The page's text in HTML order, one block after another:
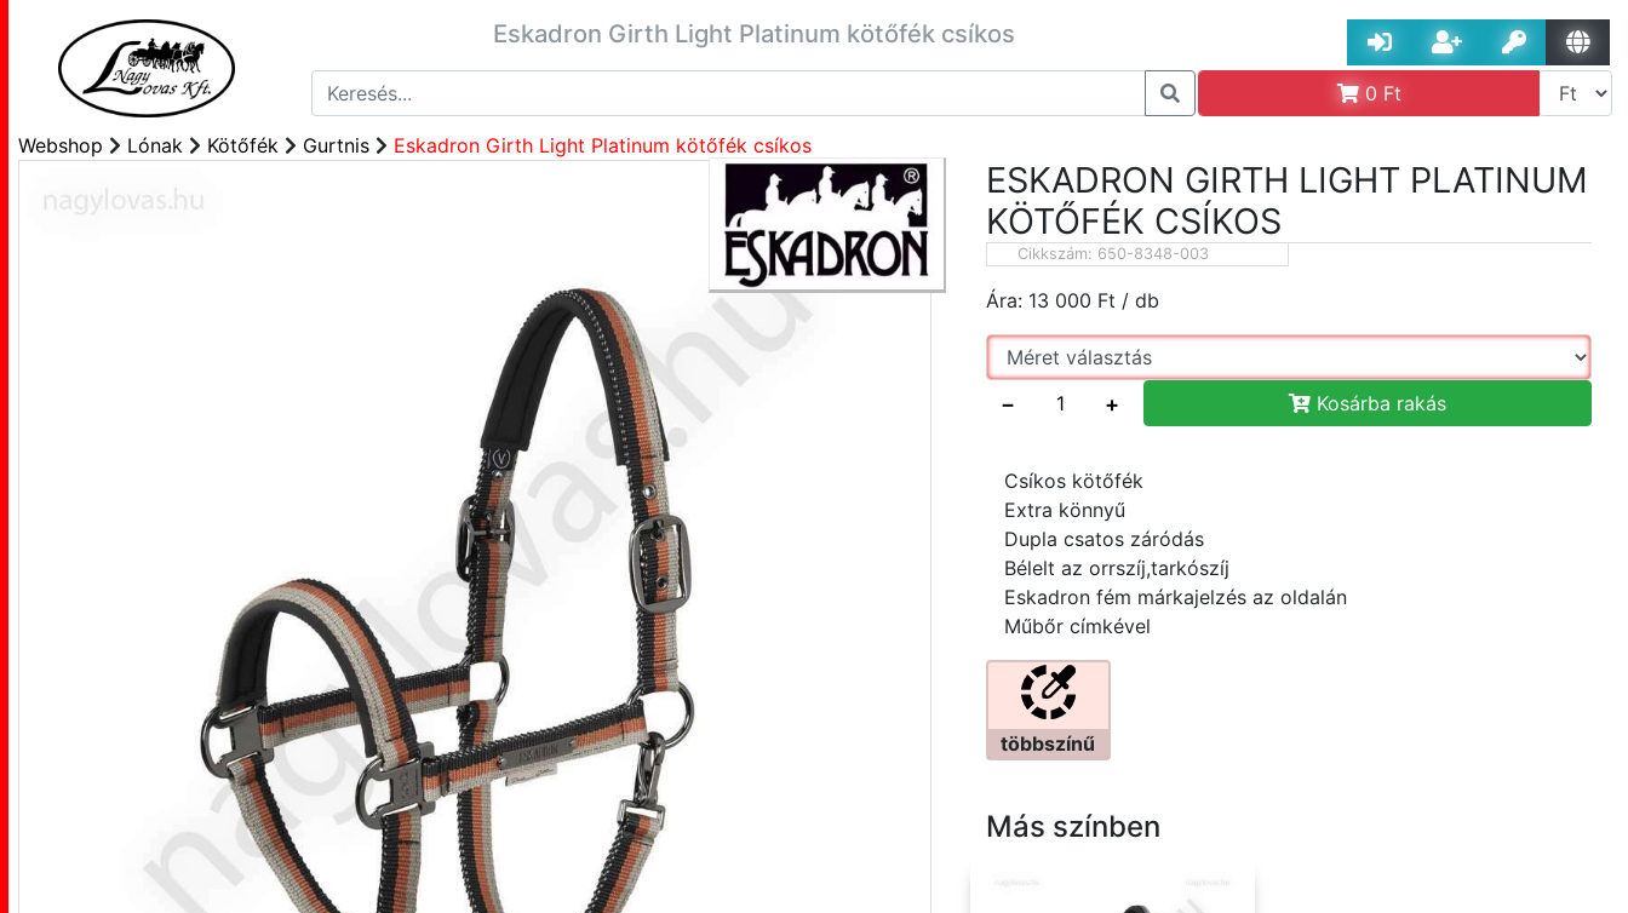
Eskadron Girth Light Platinum kötőfék csíkos
0 Ft
Webshop Lónak Kötőfék Gurtnis Eskadron Girth Light Platinum kötőfék csíkos
ESKADRON GIRTH LIGHT PLATINUM
KÖTŐFÉK CSÍKOS
Cikkszám: 650-8348-003
Ára: 13 000 Ft / db
− + Kosárba rakás
Csíkos kötőfék
Extra könnyű
Dupla csatos záródás
Bélelt az orrszíj,tarkószíj
Eskadron fém márkajelzés az oldalán
Műbőr címkével
többszínű
Más színben